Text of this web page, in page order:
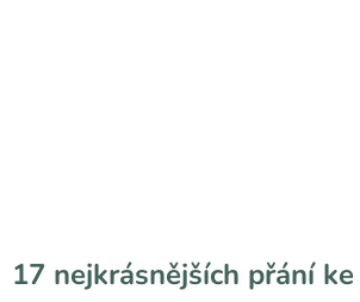
17 nejkrásnějších přání